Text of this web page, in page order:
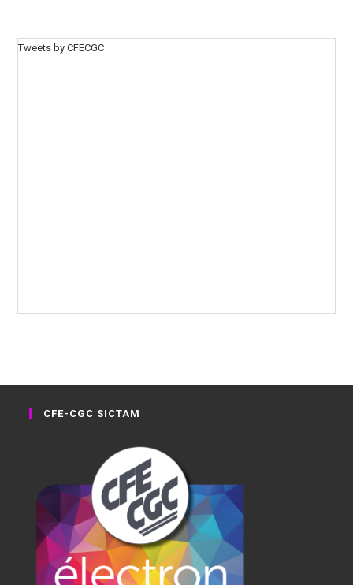
Tweets by CFECGC
CFE-CGC SICTAM